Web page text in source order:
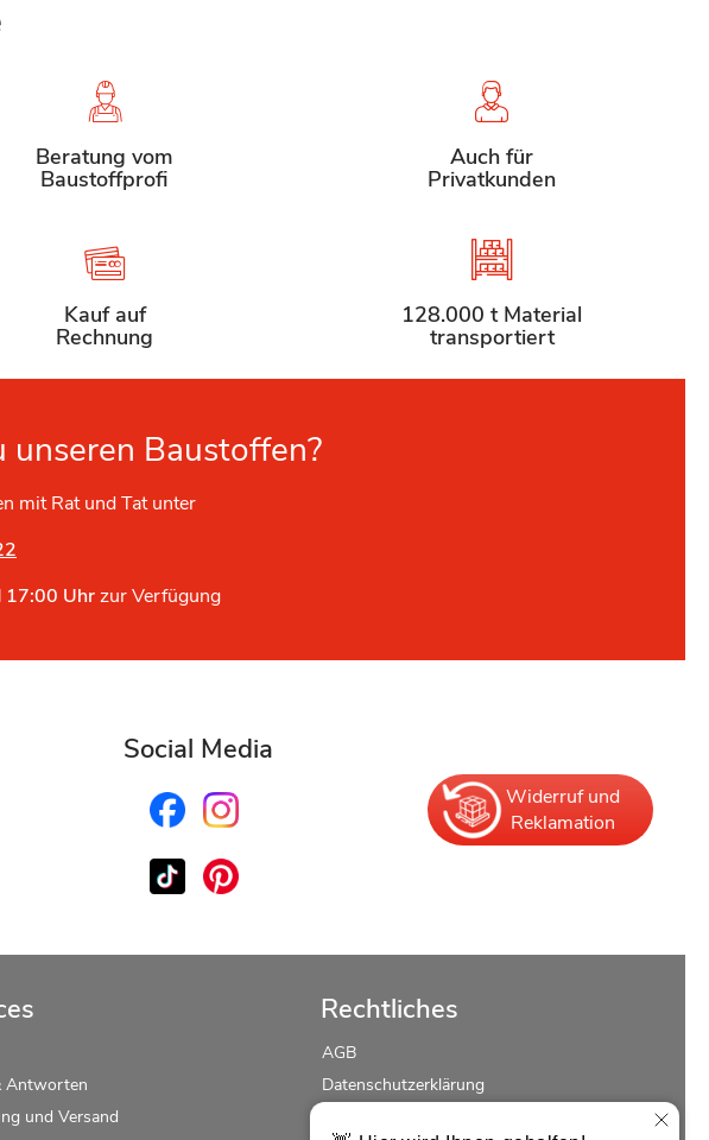
Beratung vom
Baustoffprofi
Auch für
Privatkunden
Kauf auf
Rechnung
128.000 t Material
transportiert
unseren Baustoffen?
mit Rat und Tat unter
17:00 Uhrzur Verfügung
Social Media
Widerruf und
Reklamation
Antworten
und Versand
Rechtliches
AGB
Datenschutzerklärung